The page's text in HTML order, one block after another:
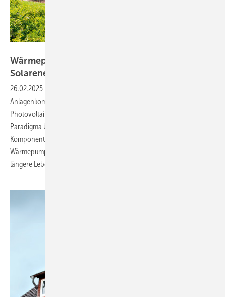
Wärmepumpen: Mehrwerte schaffen durch
Solarenergie
26.02.2025 -
Anlagenkombination aus Wärmepumpe, Solarthermie und
Photovoltaik lohnt, um eine Immobilie effizient zu beheizen. Hersteller
Paradigma beleuchtet, auf welche Weise die Verknüpfung aller drei
Komponenten zu einem Gesamtsystem den Bedarf an
Wärmepumpenstrom beeinflusst und dem Wärmeerzeuger eine
längere Lebensdauer